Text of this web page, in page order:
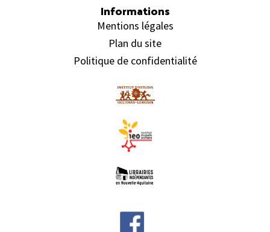
Informations
Mentions légales
Plan du site
Politique de confidentialité